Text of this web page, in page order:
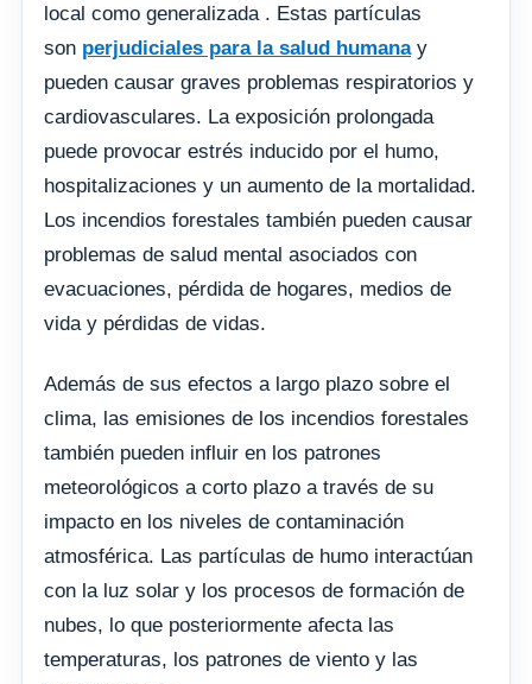
local como generalizada . Estas partículas
son perjudiciales para la salud humanay
pueden causar graves problemas respiratorios y
cardiovasculares. La exposición prolongada
puede provocar estrés inducido por el humo,
hospitalizaciones y un aumento de la mortalidad.
Los incendios forestales también pueden causar
problemas de salud mental asociados con
evacuaciones, pérdida de hogares, medios de
vida y pérdidas de vidas.
Además de sus efectos a largo plazo sobre el
clima, las emisiones de los incendios forestales
también pueden influir en los patrones
meteorológicos a corto plazo a través de su
impacto en los niveles de contaminación
atmosférica. Las partículas de humo interactúan
con la luz solar y los procesos de formación de
nubes, lo que posteriormente afecta las
temperaturas, los patrones de viento y las